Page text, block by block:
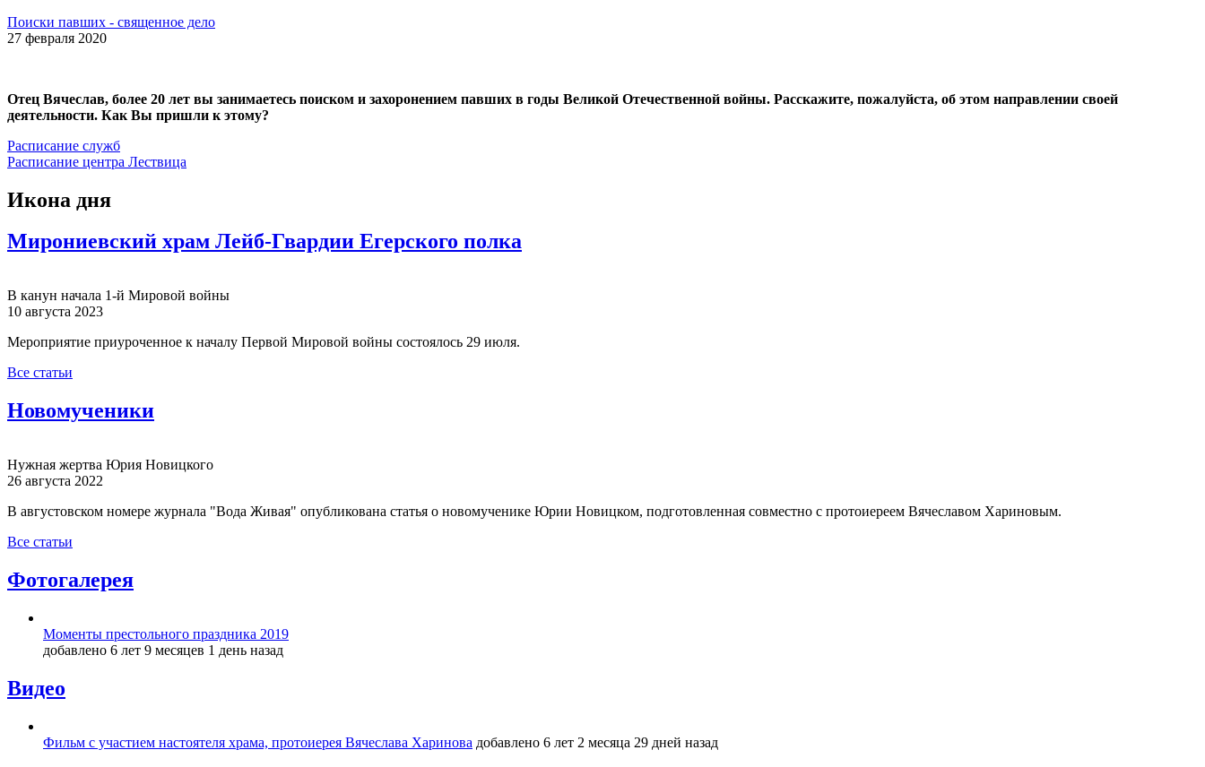
Поиски павших - священное дело
27 февраля 2020
Отец Вячеслав, более 20 лет вы занимаетесь поиском и захоронением павших в годы Великой Отечественной войны. Расскажите, пожалуйста, об этом направлении своей
деятельности. Как Вы пришли к этому?
Расписание служб
Расписание центра Лествица
Икона дня
Мирониевский храм Лейб-Гвардии Егерского полка
В канун начала 1-й Мировой войны
10 августа 2023
Мероприятие приуроченное к началу Первой Мировой войны состоялось 29 июля.
Все статьи
Новомученики
Нужная жертва Юрия Новицкого
26 августа 2022
В августовском номере журнала "Вода Живая" опубликована статья о новомученике Юрии Новицком, подготовленная совместно с протоиереем Вячеславом Хариновым.
Все статьи
Фотогалерея
Моменты престольного праздника 2019
добавлено 6 лет 9 месяцев 1 день назад
Видео
Фильм с участием настоятеля храма, протоиерея Вячеслава Харинова добавлено 6 лет 2 месяца 29 дней назад